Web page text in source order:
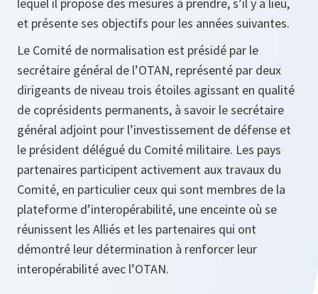
et présente ses objectifs pour les années suivantes.
Le Comité de normalisation est présidé par le
secrétaire général de l’OTAN, représenté par deux
dirigeants de niveau trois étoiles agissant en qualité
de coprésidents permanents, à savoir le secrétaire
général adjoint pour l’investissement de défense et
le président délégué du Comité militaire. Les pays
partenaires participent activement aux travaux du
Comité, en particulier ceux qui sont membres de la
plateforme d’interopérabilité, une enceinte où se
réunissent les Alliés et les partenaires qui ont
démontré leur détermination à renforcer leur
interopérabilité avec l’OTAN.